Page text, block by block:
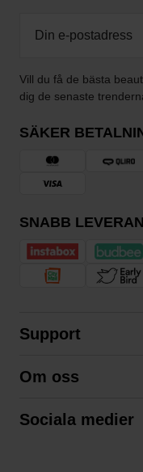
Vill du få de bästa
dig de senaste
SÄKER
SNABB
Support
Köpvillkor
Om oss
Sociala medier